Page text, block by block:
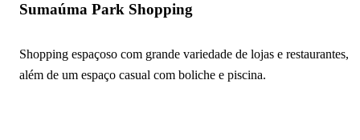
Sumaúma Park Shopping
Shopping espaçoso com grande variedade de lojas e restaurantes,
além de um espaço casual com boliche e piscina.